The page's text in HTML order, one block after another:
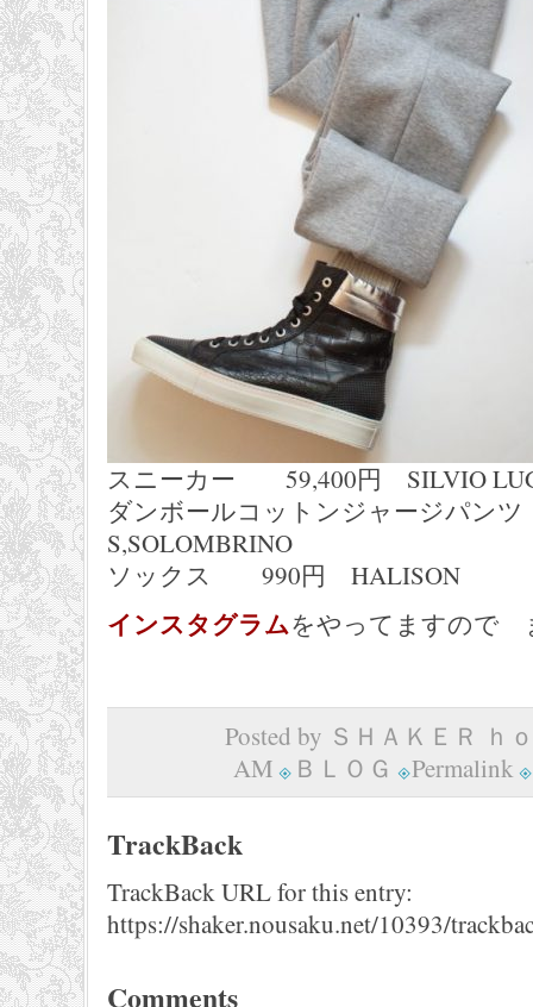
スニーカー 59,400円 SILVIO
ダンボールコットンジャージパ
S,SOLOMBRINO
ソックス 990円 HALISON
インスタグラムをやってますので
Posted by ＳＨＡＫＥＲ ｈ
AM
ＢＬＯＧ Permalink
TrackBack
TrackBack URL for this entry:
https://shaker.nousaku.net/10393/
Comments